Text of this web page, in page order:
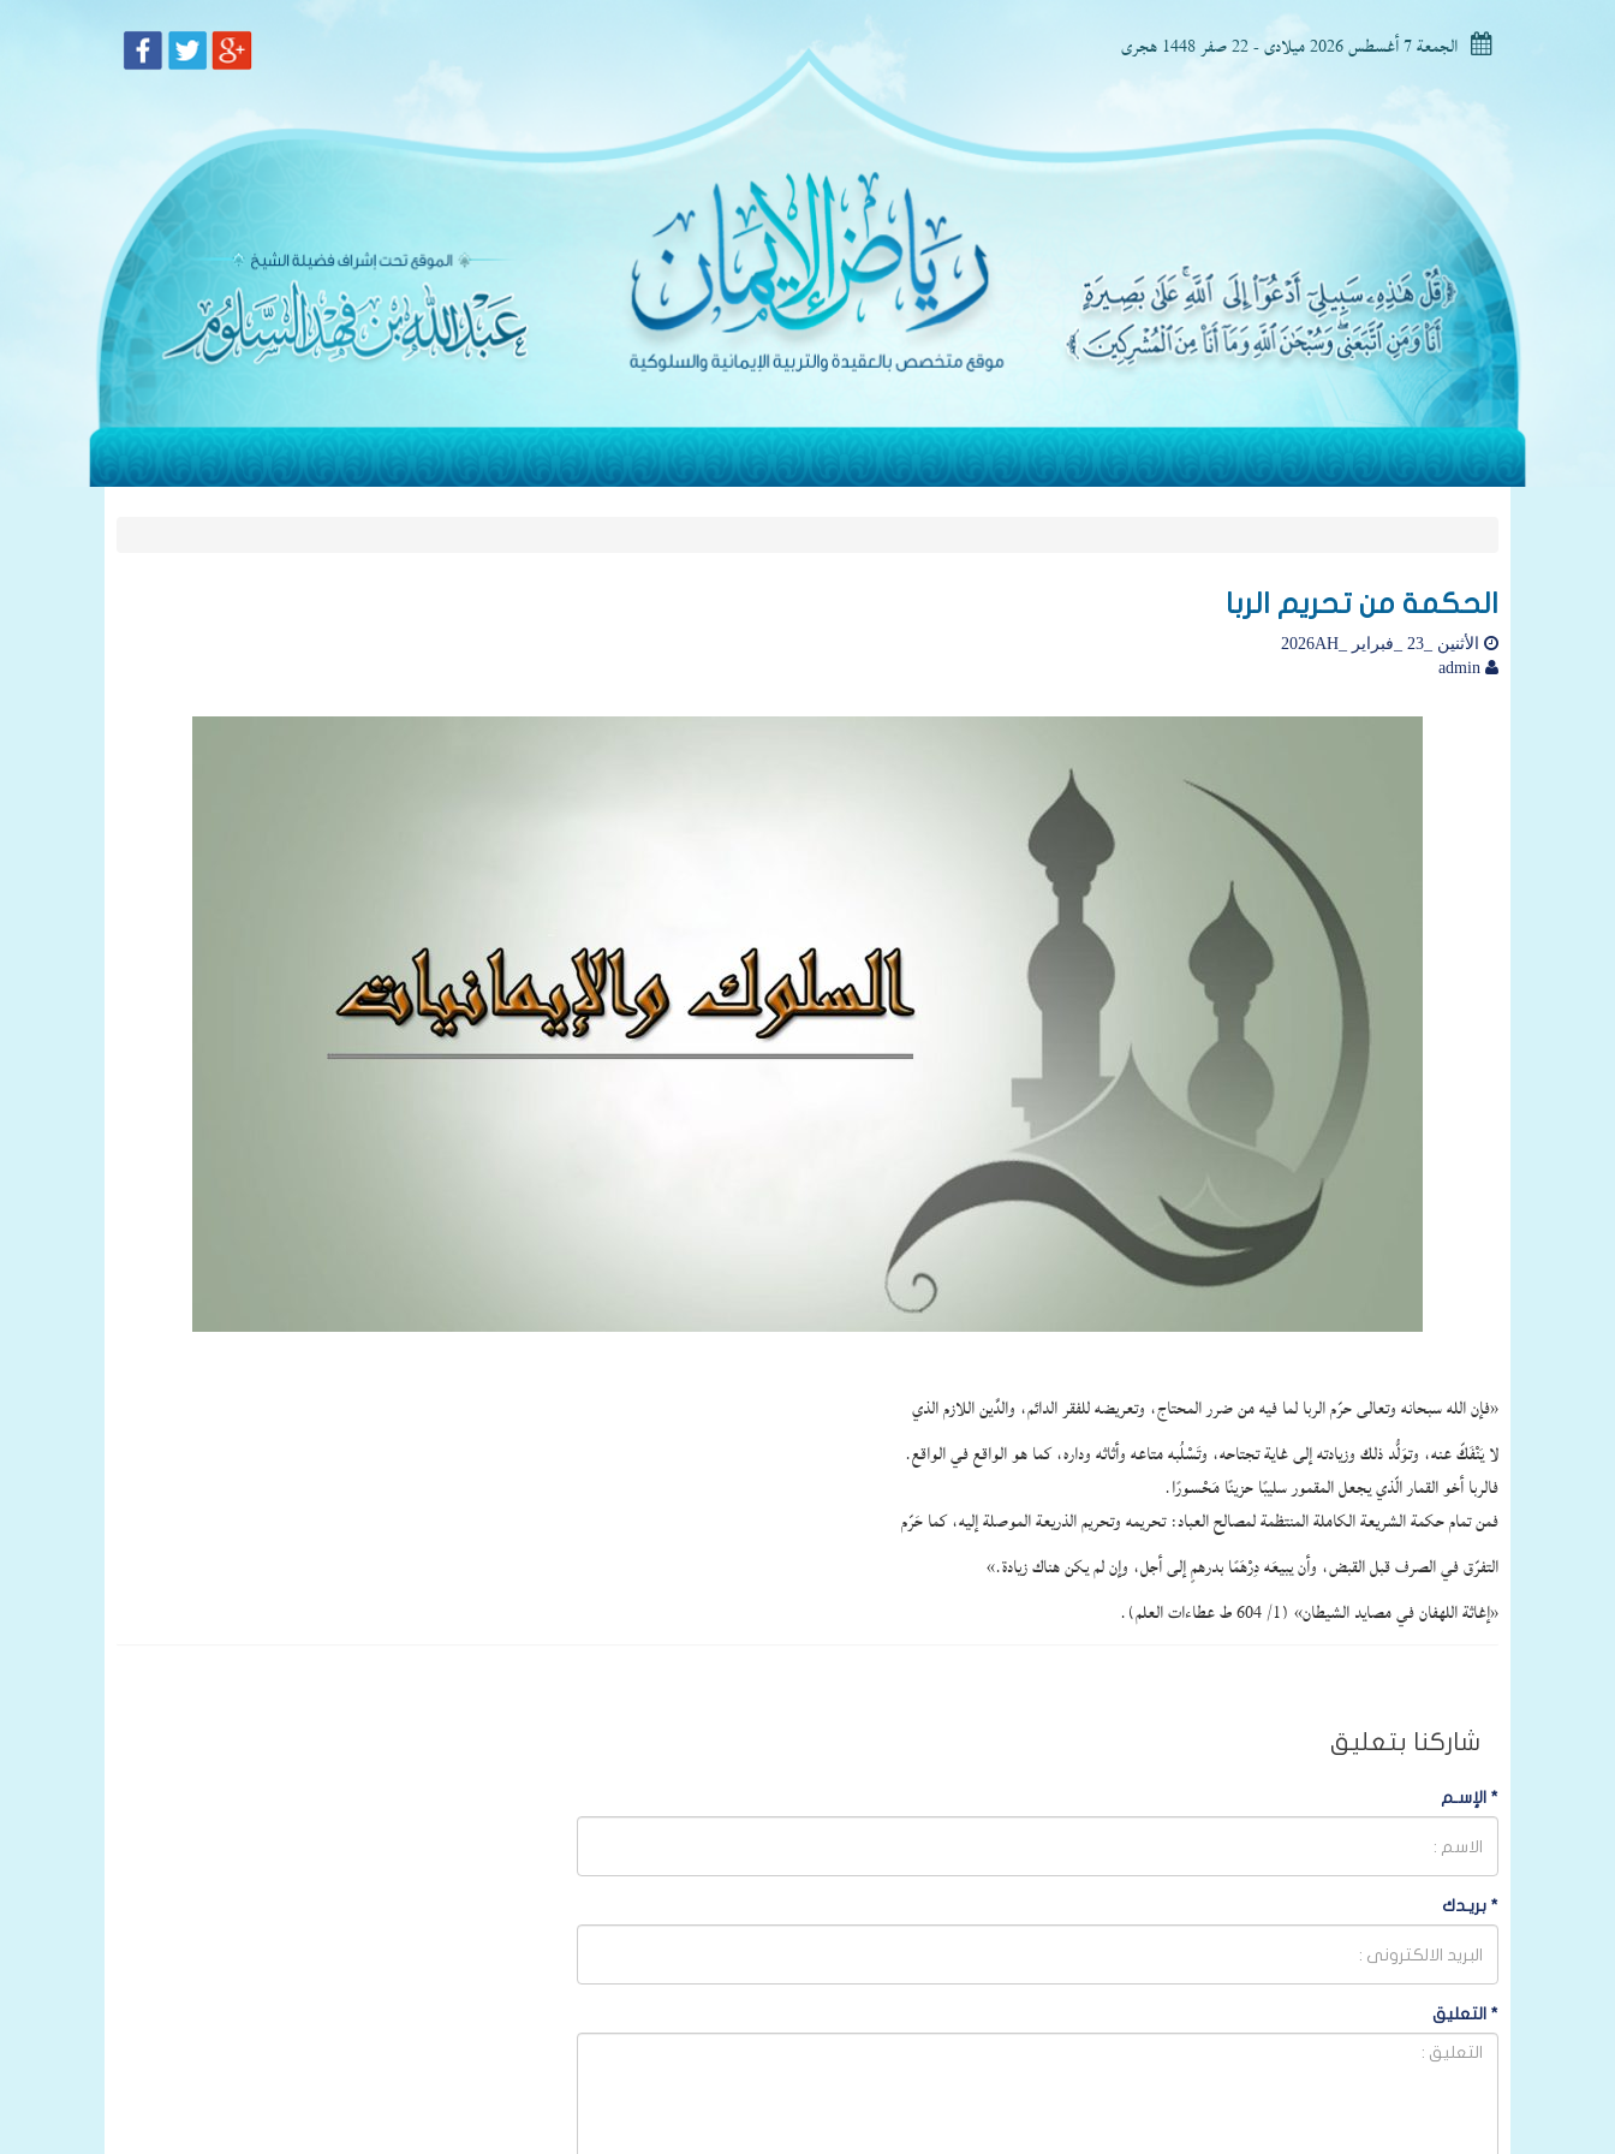
الجمعة 7 أغسطس 2026 ميلادى - 22 صفر 1448 هجرى
الحكمة من تحريم الربا
الأثنين _23 _فبراير _2026AH
«فإن الله سبحانه وتعالى حرّم الربا لما فيه من ضرر المحتاج، وتعريضه للفقر الدائم، والدَّين اللازم الذي
لا يَنْفَكّ عنه، وتوَلُّد ذلك وزيادته إلى غاية تجتاحه، وتَسْلُبه متاعه وأثاثه وداره، كما هو الواقع في الواقع.
فالربا أخو القمار الّذي يجعل المقمور سليبًا حزينًا مَحْسورًا.
فمن تمام حكمة الشريعة الكاملة المنتظمة لمصالح العباد: تحريمه وتحريم الذريعة الموصلة إليه، كما حَرّم
التفرّق في الصرف قبل القبض، وأن يبيعَه دِرْهَمًا بدرهمٍ إلى أجل، وإن لم يكن هناك زيادة.»
«إغاثة اللهفان في مصايد الشيطان» (1/ 604 ط عطاءات العلم).
شاركنا بتعليق
* الإسـم
* بريـدك
* التعليق